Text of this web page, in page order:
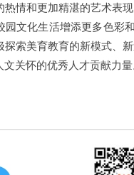
热情和更加精湛的艺术表
园文化生活增添更多色彩
探索美育教育的新模式、
关怀的优秀人才贡献力量